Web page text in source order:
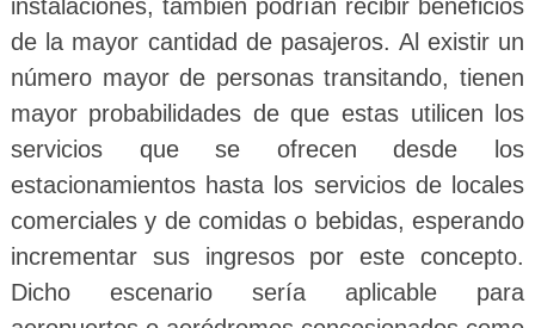
instalaciones, también podrían recibir beneficios
de la mayor cantidad de pasajeros. Al existir un
número mayor de personas transitando, tienen
mayor probabilidades de que estas utilicen los
servicios que se ofrecen desde los
estacionamientos hasta los servicios de locales
comerciales y de comidas o bebidas, esperando
incrementar sus ingresos por este concepto.
Dicho escenario sería aplicable para